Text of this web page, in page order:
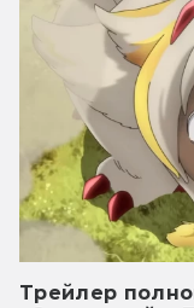
Трейлер